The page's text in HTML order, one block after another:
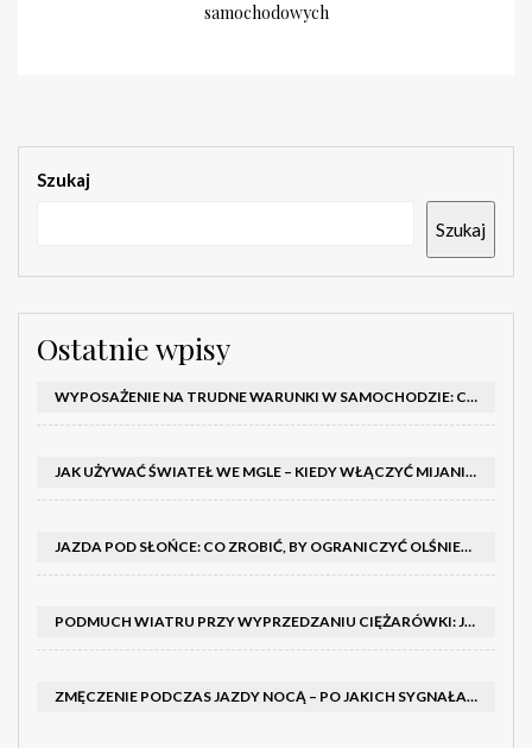
samochodowych
Szukaj
Szukaj
Ostatnie wpisy
WYPOSAŻENIE NA TRUDNE WARUNKI W SAMOCHODZIE: CO MIEĆ ZIMĄ, W TRASIE I NA WYPADEK AWARII
JAK UŻYWAĆ ŚWIATEŁ WE MGLE – KIEDY WŁĄCZYĆ MIJANIA I PRZECIWMGIELNE ORAZ CZEGO NIE ROBIĆ
JAZDA POD SŁOŃCE: CO ZROBIĆ, BY OGRANICZYĆ OLŚNIENIE I POPRAWIĆ WIDOCZNOŚĆ
PODMUCH WIATRU PRZY WYPRZEDZANIU CIĘŻARÓWKI: JAK UTRZYMAĆ TOR JAZDY I OPANOWAĆ AUTO
ZMĘCZENIE PODCZAS JAZDY NOCĄ – PO JAKICH SYGNAŁACH ROZPOZNAĆ SENNOŚĆ ZA KIEROWNICĄ I KIEDY ZROBIĆ PRZERWĘ